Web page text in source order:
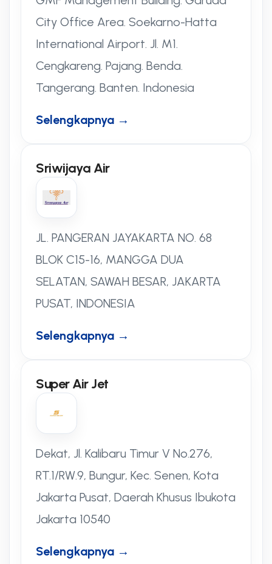
City Office Area. Soekarno-Hatta
International Airport. Jl. M1.
Cengkareng. Pajang. Benda.
Tangerang. Banten. Indonesia
Selengkapnya →
Sriwijaya Air
JL. PANGERAN JAYAKARTA NO. 68
BLOK C15-16, MANGGA DUA
SELATAN, SAWAH BESAR, JAKARTA
PUSAT, INDONESIA
Selengkapnya →
Super Air Jet
Dekat, Jl. Kalibaru Timur V No.276,
RT.1/RW.9, Bungur, Kec. Senen, Kota
Jakarta Pusat, Daerah Khusus Ibukota
Jakarta 10540
Selengkapnya →